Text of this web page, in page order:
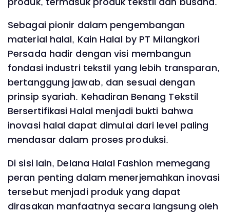
Sebagai pionir dalam pengembangan
material halal, Kain Halal by PT Milangkori
Persada hadir dengan visi membangun
fondasi industri tekstil yang lebih transparan,
bertanggung jawab, dan sesuai dengan
prinsip syariah. Kehadiran Benang Tekstil
Bersertifikasi Halal menjadi bukti bahwa
inovasi halal dapat dimulai dari level paling
mendasar dalam proses produksi.
Di sisi lain, Delana Halal Fashion memegang
peran penting dalam menerjemahkan inovasi
tersebut menjadi produk yang dapat
dirasakan manfaatnya secara langsung oleh